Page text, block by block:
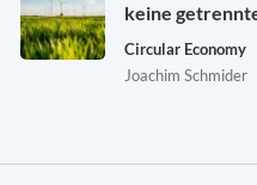
keine
Circular Economy
Joachim Schmider